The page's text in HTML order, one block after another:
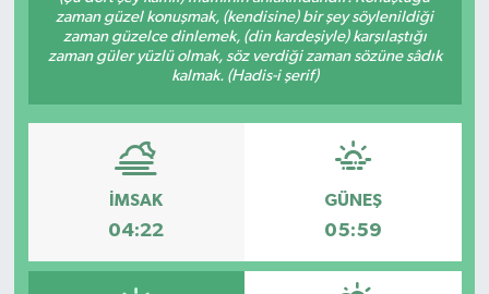
zaman güzel konuşmak, (kendisine) bir şey söylenildiği
zaman güzelce dinlemek, (din kardeşiyle) karşılaştığı
zaman güler yüzlü olmak, söz verdiği zaman sözüne sâdık
kalmak. (Hadis-i şerif)
İMSAK
04:22
GÜNEŞ
05:59